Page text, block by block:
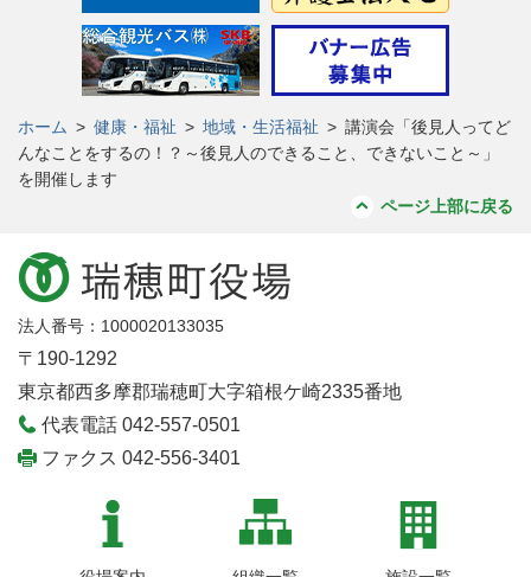
ホーム > 健康・福祉 > 地域・生活福祉 > 講演会「後見人ってど
んなことをするの！？～後見人のできること、できないこと～」
を開催します
ページ上部に戻る
法人番号：1000020133035
〒190-1292
東京都西多摩郡瑞穂町大字箱根ケ崎2335番地
代表電話 042-557-0501
ファクス 042-556-3401